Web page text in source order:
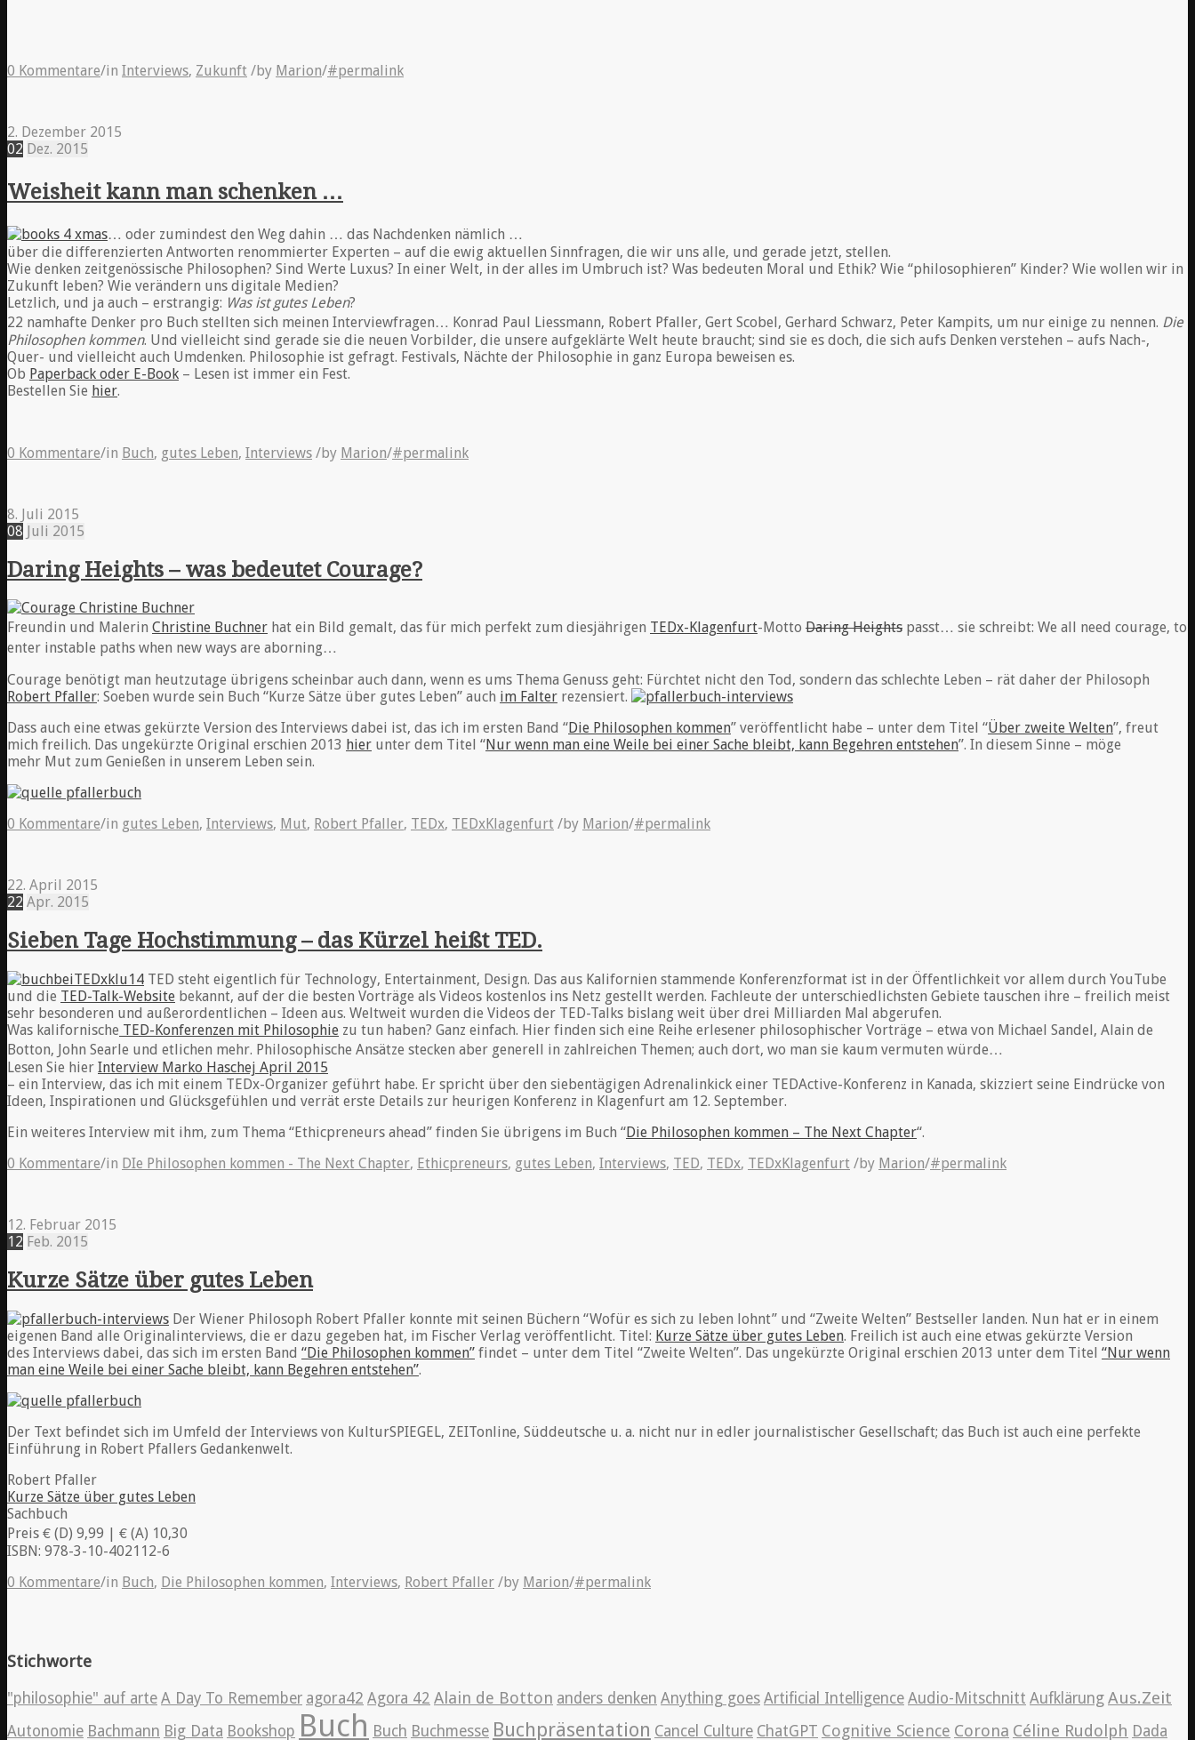
0 Kommentare/in Interviews, Zukunft /by Marion/#permalink
2. Dezember 2015
02 Dez. 2015
Weisheit kann man schenken …
… oder zumindest den Weg dahin … das Nachdenken nämlich …
über die differenzierten Antworten renommierter Experten – auf die ewig aktuellen Sinnfragen, die wir uns alle, und gerade jetzt, stellen.
Wie denken zeitgenössische Philosophen? Sind Werte Luxus? In einer Welt, in der alles im Umbruch ist? Was bedeuten Moral und Ethik? Wie “philosophieren” Kinder? Wie wollen wir in
Zukunft leben? Wie verändern uns digitale Medien?
Letzlich, und ja auch – erstrangig: Was ist gutes Leben?
22 namhafte Denker pro Buch stellten sich meinen Interviewfragen… Konrad Paul Liessmann, Robert Pfaller, Gert Scobel, Gerhard Schwarz, Peter Kampits, um nur einige zu nennen. Die
Philosophen kommen. Und vielleicht sind gerade sie die neuen Vorbilder, die unsere aufgeklärte Welt heute braucht; sind sie es doch, die sich aufs Denken verstehen – aufs Nach-,
Quer- und vielleicht auch Umdenken. Philosophie ist gefragt. Festivals, Nächte der Philosophie in ganz Europa beweisen es.
Ob Paperback oder E-Book – Lesen ist immer ein Fest.
Bestellen Sie hier.
0 Kommentare/in Buch, gutes Leben, Interviews /by Marion/#permalink
8. Juli 2015
08 Juli 2015
Daring Heights – was bedeutet Courage?
Freundin und Malerin Christine Buchner hat ein Bild gemalt, das für mich perfekt zum diesjährigen TEDx-Klagenfurt-Motto Daring Heights passt… sie schreibt: We all need courage, to
enter instable paths when new ways are aborning…
Courage benötigt man heutzutage übrigens scheinbar auch dann, wenn es ums Thema Genuss geht: Fürchtet nicht den Tod, sondern das schlechte Leben – rät daher der Philosoph
Robert Pfaller: Soeben wurde sein Buch “Kurze Sätze über gutes Leben” auch im Falter rezensiert.
Dass auch eine etwas gekürzte Version des Interviews dabei ist, das ich im ersten Band “Die Philosophen kommen” veröffentlicht habe – unter dem Titel “Über zweite Welten”, freut
mich freilich. Das ungekürzte Original erschien 2013 hier unter dem Titel “Nur wenn man eine Weile bei einer Sache bleibt, kann Begehren entstehen”. In diesem Sinne – möge
mehr Mut zum Genießen in unserem Leben sein.
0 Kommentare/in gutes Leben, Interviews, Mut, Robert Pfaller, TEDx, TEDxKlagenfurt /by Marion/#permalink
22. April 2015
22 Apr. 2015
Sieben Tage Hochstimmung – das Kürzel heißt TED.
TED steht eigentlich für Technology, Entertainment, Design. Das aus Kalifornien stammende Konferenzformat ist in der Öffentlichkeit vor allem durch YouTube
und die TED-Talk-Website bekannt, auf der die besten Vorträge als Videos kostenlos ins Netz gestellt werden. Fachleute der unterschiedlichsten Gebiete tauschen ihre – freilich meist
sehr besonderen und außerordentlichen – Ideen aus. Weltweit wurden die Videos der TED-Talks bislang weit über drei Milliarden Mal abgerufen.
Was kalifornische TED-Konferenzen mit Philosophie zu tun haben? Ganz einfach. Hier finden sich eine Reihe erlesener philosophischer Vorträge – etwa von Michael Sandel, Alain de
Botton, John Searle und etlichen mehr. Philosophische Ansätze stecken aber generell in zahlreichen Themen; auch dort, wo man sie kaum vermuten würde…
Lesen Sie hier Interview Marko Haschej April 2015
– ein Interview, das ich mit einem TEDx-Organizer geführt habe. Er spricht über den siebentägigen Adrenalinkick einer TEDActive-Konferenz in Kanada, skizziert seine Eindrücke von
Ideen, Inspirationen und Glücksgefühlen und verrät erste Details zur heurigen Konferenz in Klagenfurt am 12. September.
Ein weiteres Interview mit ihm, zum Thema “Ethicpreneurs ahead” finden Sie übrigens im Buch “Die Philosophen kommen – The Next Chapter“.
0 Kommentare/in DIe Philosophen kommen - The Next Chapter, Ethicpreneurs, gutes Leben, Interviews, TED, TEDx, TEDxKlagenfurt /by Marion/#permalink
12. Februar 2015
12 Feb. 2015
Kurze Sätze über gutes Leben
Der Wiener Philosoph Robert Pfaller konnte mit seinen Büchern “Wofür es sich zu leben lohnt” und “Zweite Welten” Bestseller landen. Nun hat er in einem
eigenen Band alle Originalinterviews, die er dazu gegeben hat, im Fischer Verlag veröffentlicht. Titel: Kurze Sätze über gutes Leben. Freilich ist auch eine etwas gekürzte Version
des Interviews dabei, das sich im ersten Band “Die Philosophen kommen” findet – unter dem Titel “Zweite Welten”. Das ungekürzte Original erschien 2013 unter dem Titel “Nur wenn
man eine Weile bei einer Sache bleibt, kann Begehren entstehen”.
Der Text befindet sich im Umfeld der Interviews von KulturSPIEGEL, ZEITonline, Süddeutsche u. a. nicht nur in edler journalistischer Gesellschaft; das Buch ist auch eine perfekte
Einführung in Robert Pfallers Gedankenwelt.
Robert Pfaller
Kurze Sätze über gutes Leben
Sachbuch
Preis € (D) 9,99 | € (A) 10,30
ISBN: 978-3-10-402112-6
0 Kommentare/in Buch, Die Philosophen kommen, Interviews, Robert Pfaller /by Marion/#permalink
Stichworte
"philosophie" auf arte A Day To Remember agora42 Agora 42 Alain de Botton anders denken Anything goes Artificial Intelligence Audio-Mitschnitt Aufklärung Aus.Zeit
Autonomie Bachmann Big Data Bookshop Buch Buch Buchmesse Buchpräsentation Cancel Culture ChatGPT Cognitive Science Corona Céline Rudolph Dada